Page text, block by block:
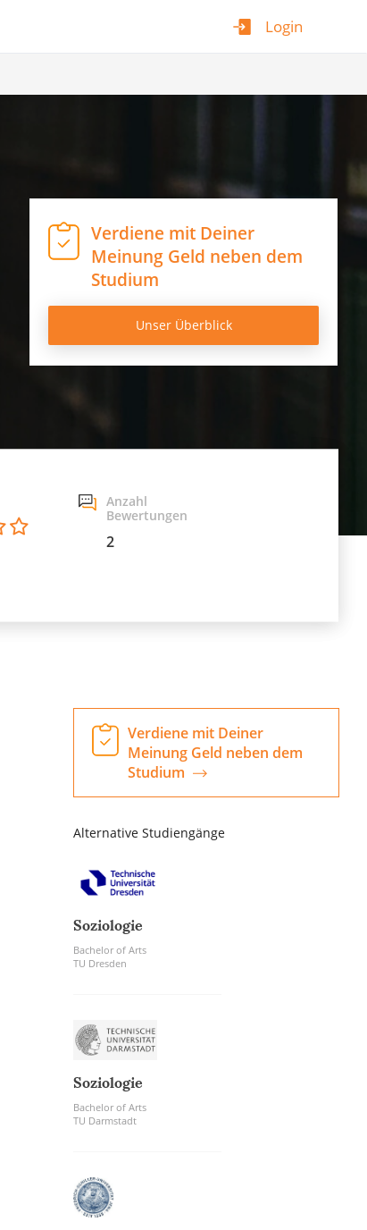
Login
Verdiene mit Deiner
Meinung Geld neben dem
Studium
Unser Überblick
Anzahl
Bewertungen
2
Verdiene mit Deiner
Meinung Geld neben dem
Studium
Alternative Studiengänge
Soziologie
Bachelor of Arts
TU Dresden
Soziologie
Bachelor of Arts
TU Darmstadt